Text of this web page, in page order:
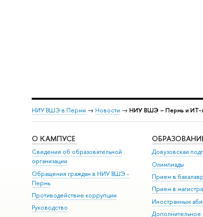
НИУ ВШЭ в Перми → Новости → НИУ ВШЭ – Пермь и ИТ-
О КАМПУСЕ
Сведения об образовательной
организации
Обращения граждан в НИУ ВШЭ -
Пермь
Противодействие коррупции
Руководство
Довузовская
Олимпиады
Прием в
Прием в
Иностранным
Дополнительное